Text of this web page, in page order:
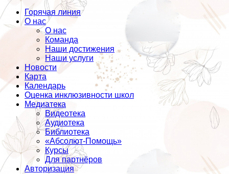
Горячая линия
О нас
О нас
Команда
Наши достижения
Наши услуги
Новости
Карта
Календарь
Оценка инклюзивности школ
Медиатека
Видеотека
Аудиотека
Библиотека
«Абсолют-Помощь»
Курсы
Для партнёров
Авторизация